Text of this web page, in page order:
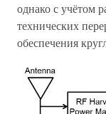
однако с учётом
технических
обеспечения